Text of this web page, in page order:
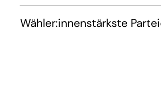
Wähler:innenstärkste